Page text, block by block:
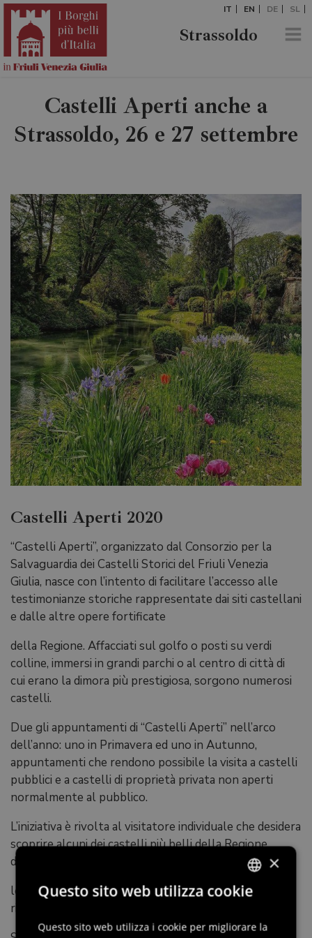
IT EN DE SL
Strassoldo
Castelli Aperti anche a
Strassoldo, 26 e 27 settembre
Castelli Aperti 2020
“Castelli Aperti”, organizzato dal Consorzio per la
Salvaguardia dei Castelli Storici del Friuli Venezia
Giulia, nasce con l’intento di facilitare l’accesso alle
testimonianze storiche rappresentate dai siti castellani
e dalle altre opere fortificate
della Regione. Affacciati sul golfo o posti su verdi
colline, immersi in grandi parchi o al centro di città di
cui erano la dimora più prestigiosa, sorgono numerosi
castelli.
Due gli appuntamenti di “Castelli Aperti” nell’arco
dell’anno: uno in Primavera ed uno in Autunno,
appuntamenti che rendono possibile la visita a castelli
pubblici e a castelli di proprietà privata non aperti
normalmente al pubblico.
L’iniziativa è rivolta al visitatore individuale che desidera
scoprire alcuni dei castelli più belli della Regione,
dietro i
loro portoni i loro segreti: magnifici giardini, saloni
ricchi di arte, storia e memorie d’altri tempi.
ENGLISH
×
Questo sito web utilizza cookie
Questo sito web utilizza i cookie per migliorare la